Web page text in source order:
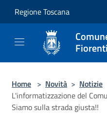
Regione Toscana
Home > Novità > Notizie
L'informatizzazione del
Siamo sulla strada giusta!!